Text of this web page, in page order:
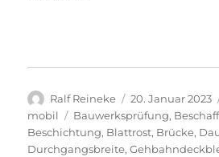
Autor
Ralf Reineke
Veröffentlicht
am
20. Januar 2023
mobil
Schlagwörter
Bauwerksprüfung,
Beschichtung, Blattrost, Brücke,
Durchgangsbreite,